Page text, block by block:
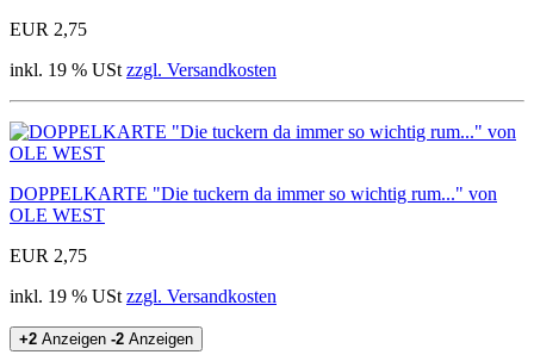
EUR 2,75
inkl. 19 % USt zzgl. Versandkosten
DOPPELKARTE "Die tuckern da immer so wichtig rum..." von
OLE WEST
EUR 2,75
inkl. 19 % USt zzgl. Versandkosten
+2 Anzeigen -2 Anzeigen